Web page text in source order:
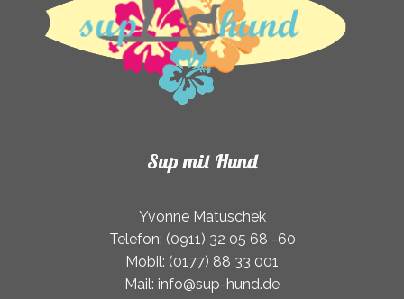
Sup mit Hund
Yvonne Matuschek
Telefon: (0911) 32 05 68 -60
Mobil: (0177) 88 33 001
Mail: info@sup-hund.de